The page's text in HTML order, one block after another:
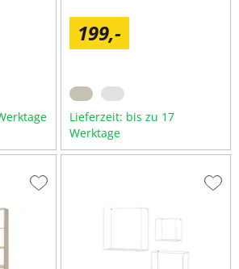
199,-
Lieferzeit: bis zu 17
Werktage
Zur
Zur